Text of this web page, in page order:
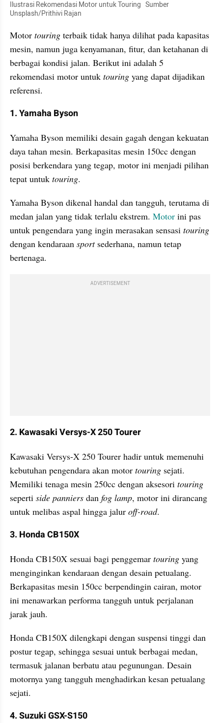
Ilustrasi Rekomendasi Motor untuk Touring   Sumber
Unsplash/Prithivi Rajan
Motor touring terbaik tidak hanya dilihat pada kapasitas
mesin, namun juga kenyamanan, fitur, dan ketahanan di
berbagai kondisi jalan. Berikut ini adalah 5
rekomendasi motor untuk touring yang dapat dijadikan
referensi.
1. Yamaha Byson
Yamaha Byson memiliki desain gagah dengan kekuatan
daya tahan mesin. Berkapasitas mesin 150cc dengan
posisi berkendara yang tegap, motor ini menjadi pilihan
tepat untuk touring.
Yamaha Byson dikenal handal dan tangguh, terutama di
medan jalan yang tidak terlalu ekstrem. Motor ini pas
untuk pengendara yang ingin merasakan sensasi touring
dengan kendaraan sport sederhana, namun tetap
bertenaga.
ADVERTISEMENT
2. Kawasaki Versys-X 250 Tourer
Kawasaki Versys-X 250 Tourer hadir untuk memenuhi
kebutuhan pengendara akan motor touring sejati.
Memiliki tenaga mesin 250cc dengan aksesori touring
seperti side panniers dan fog lamp, motor ini dirancang
untuk melibas aspal hingga jalur off-road.
3. Honda CB150X
Honda CB150X sesuai bagi penggemar touring yang
menginginkan kendaraan dengan desain petualang.
Berkapasitas mesin 150cc berpendingin cairan, motor
ini menawarkan performa tangguh untuk perjalanan
jarak jauh.
Honda CB150X dilengkapi dengan suspensi tinggi dan
postur tegap, sehingga sesuai untuk berbagai medan,
termasuk jalanan berbatu atau pegunungan. Desain
motornya yang tangguh menghadirkan kesan petualang
sejati.
4. Suzuki GSX-S150